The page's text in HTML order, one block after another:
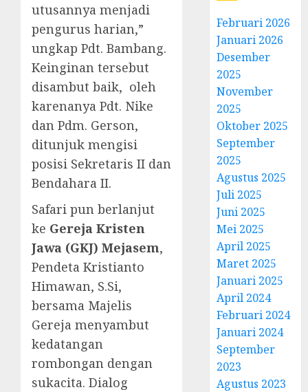
utusannya menjadi
pengurus harian,”
ungkap Pdt. Bambang.
Keinginan tersebut
disambut baik, oleh
karenanya Pdt. Nike
dan Pdm. Gerson,
ditunjuk mengisi
posisi Sekretaris II dan
Bendahara II.
Safari pun berlanjut
ke Gereja Kristen
Jawa (GKJ) Mejasem,
Pendeta Kristianto
Himawan, S.Si,
bersama Majelis
Gereja menyambut
kedatangan
rombongan dengan
sukacita. Dialog
Februari 2026
Januari 2026
Desember
2025
November
2025
Oktober 2025
September
2025
Agustus 2025
Juli 2025
Juni 2025
Mei 2025
April 2025
Maret 2025
Januari 2025
April 2024
Februari 2024
Januari 2024
September
2023
Agustus 2023
3
Natal
di
Zaman
FEBRUARI
11, 2026
4
Samuel
Adi
dan
Clara